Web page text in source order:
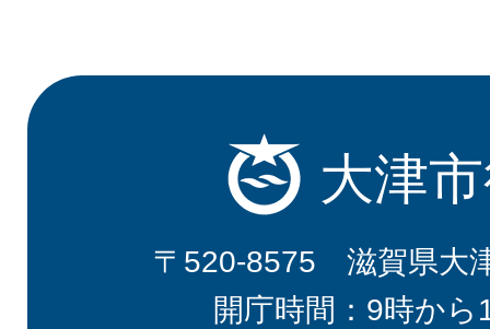
大津
〒520-8575 滋賀県大
開庁時間：9時から